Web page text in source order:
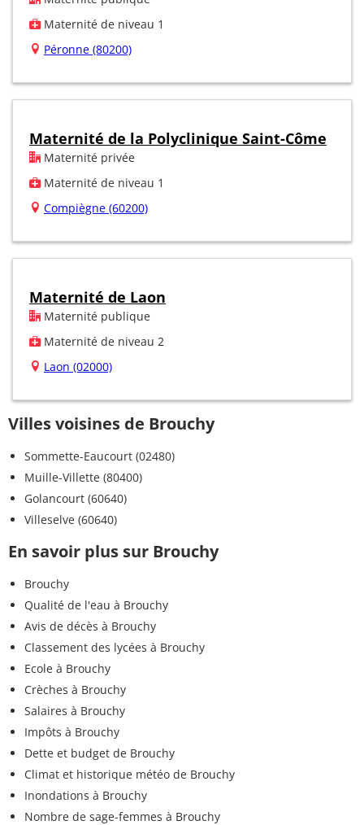
Maternité de niveau 1
Péronne (80200)
Maternité de la Polyclinique Saint-Côme
Maternité privée
Maternité de niveau 1
Compiègne (60200)
Maternité de Laon
Maternité publique
Maternité de niveau 2
Laon (02000)
Villes voisines de Brouchy
Sommette-Eaucourt (02480)
Muille-Villette (80400)
Golancourt (60640)
Villeselve (60640)
En savoir plus sur Brouchy
Brouchy
Qualité de l'eau à Brouchy
Avis de décès à Brouchy
Classement des lycées à Brouchy
Ecole à Brouchy
Crèches à Brouchy
Salaires à Brouchy
Impôts à Brouchy
Dette et budget de Brouchy
Climat et historique météo de Brouchy
Inondations à Brouchy
Nombre de sage-femmes à Brouchy